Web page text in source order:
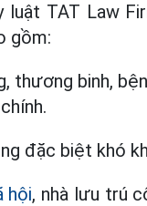
TAT Law
gồm:
binh,
đặc biệt khó
hội, nhà lưu trú